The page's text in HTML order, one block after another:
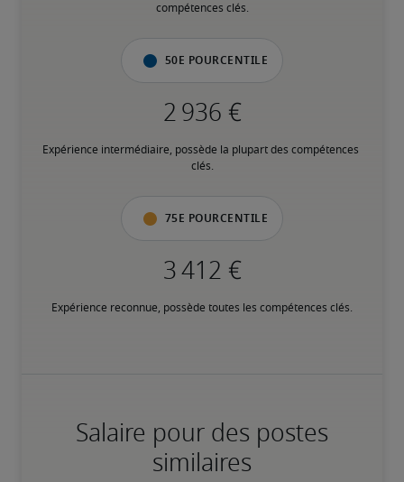
compétences clés.
50e pourcentile
Expérience intermédiaire, possède la plupart des compétences
clés.
75e pourcentile
Expérience reconnue, possède toutes les compétences clés.
Salaire pour des postes
similaires